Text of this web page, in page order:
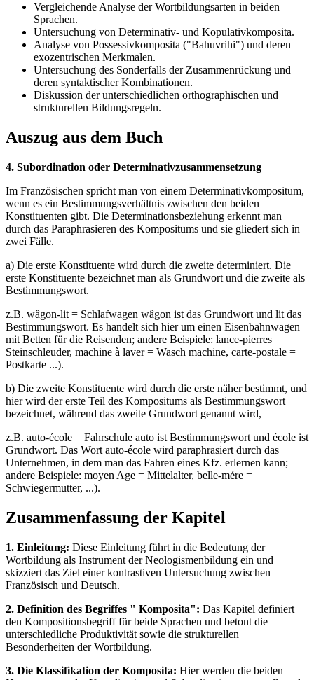
Vergleichende Analyse der Wortbildungsarten in beiden
Sprachen.
Untersuchung von Determinativ- und Kopulativkomposita.
Analyse von Possessivkomposita ("Bahuvrihi") und deren
exozentrischen Merkmalen.
Untersuchung des Sonderfalls der Zusammenrückung und
deren syntaktischer Kombinationen.
Diskussion der unterschiedlichen orthographischen und
strukturellen Bildungsregeln.
Auszug aus dem Buch
4. Subordination oder Determinativzusammensetzung
Im Französischen spricht man von einem Determinativkompositum,
wenn es ein Bestimmungsverhältnis zwischen den beiden
Konstituenten gibt. Die Determinationsbeziehung erkennt man
durch das Paraphrasieren des Kompositums und sie gliedert sich in
zwei Fälle.
a) Die erste Konstituente wird durch die zweite determiniert. Die
erste Konstituente bezeichnet man als Grundwort und die zweite als
Bestimmungswort.
z.B. wâgon-lit = Schlafwagen wâgon ist das Grundwort und lit das
Bestimmungswort. Es handelt sich hier um einen Eisenbahnwagen
mit Betten für die Reisenden; andere Beispiele: lance-pierres =
Steinschleuder, machine à laver = Wasch machine, carte-postale =
Postkarte ...).
b) Die zweite Konstituente wird durch die erste näher bestimmt, und
hier wird der erste Teil des Kompositums als Bestimmungswort
bezeichnet, während das zweite Grundwort genannt wird,
z.B. auto-école = Fahrschule auto ist Bestimmungswort und école ist
Grundwort. Das Wort auto-école wird paraphrasiert durch das
Unternehmen, in dem man das Fahren eines Kfz. erlernen kann;
andere Beispiele: moyen Age = Mittelalter, belle-mére =
Schwiegermutter, ...).
Zusammenfassung der Kapitel
1. Einleitung: Diese Einleitung führt in die Bedeutung der
Wortbildung als Instrument der Neologismenbildung ein und
skizziert das Ziel einer kontrastiven Untersuchung zwischen
Französisch und Deutsch.
2. Definition des Begriffes " Komposita": Das Kapitel definiert
den Kompositionsbegriff für beide Sprachen und betont die
unterschiedliche Produktivität sowie die strukturellen
Besonderheiten der Wortbildung.
3. Die Klassifikation der Komposita: Hier werden die beiden